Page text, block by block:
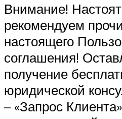
Внимание!
рекомендуем
настоящего
соглашения!
получение
юридической
– «Запрос